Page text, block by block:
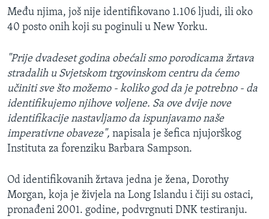
Među njima, još nije identifikovano 1.106 ljudi, ili oko
40 posto onih koji su poginuli u New Yorku.
"Prije dvadeset godina obećali smo porodicama žrtava
stradalih u Svjetskom trgovinskom centru da ćemo
učiniti sve što možemo - koliko god da je potrebno - da
identifikujemo njihove voljene. Sa ove dvije nove
identifikacije nastavljamo da ispunjavamo naše
imperativne obaveze", napisala je šefica njujorškog
Instituta za forenziku Barbara Sampson.
Od identifikovanih žrtava jedna je žena, Dorothy
Morgan, koja je živjela na Long Islandu i čiji su ostaci,
pronađeni 2001. godine, podvrgnuti DNK testiranju.